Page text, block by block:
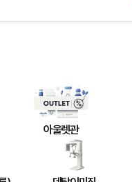
아울렛관